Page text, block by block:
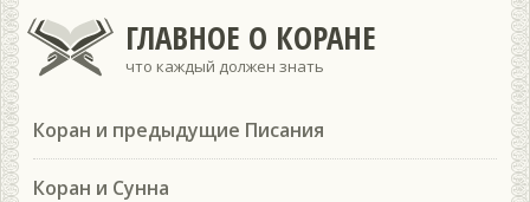
ГЛАВНОЕ О КОРАНЕ
что каждый должен знать
Коран и предыдущие Писания
Коран и Сунна